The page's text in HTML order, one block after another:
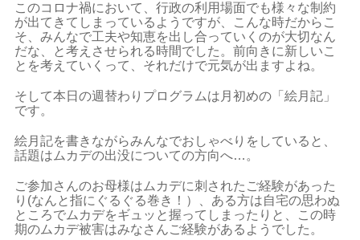
このコロナ禍において、行政の利用場面でも様々な制約
が出てきてしまっているようですが、こんな時だからこ
そ、みんなで工夫や知恵を出し合っていくのが大切なん
だな、と考えさせられる時間でした。前向きに新しいこ
とを考えていくって、それだけで元気が出ますよね。
そして本日の週替わりプログラムは月初めの「絵月記」
です。
絵月記を書きながらみんなでおしゃべりをしていると、
話題はムカデの出没についての方向へ…。
ご参加さんのお母様はムカデに刺されたご経験があった
り(なんと指にぐるぐる巻き！）、ある方は自宅の思わぬ
ところでムカデをギュッと握ってしまったりと、この時
期のムカデ被害はみなさんご経験があるようでした。